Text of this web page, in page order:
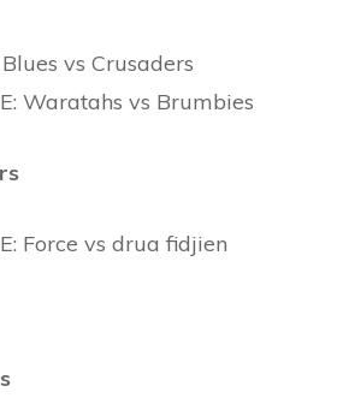
vs Crusaders
Waratahs vs Brumbies
Force vs drua fidjien